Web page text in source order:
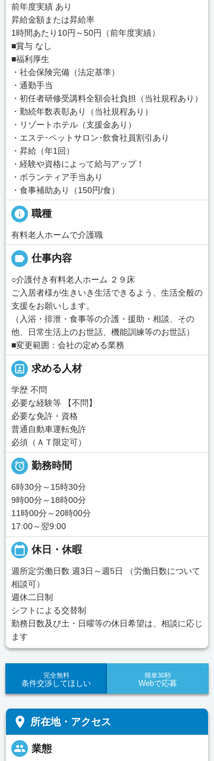
前年度実績 あり
昇給金額または昇給率
1時間あたり10円～50円（前年度実績）
■賞与 なし
■福利厚生
・社会保険完備（法定基準）
・通勤手当
・初任者研修受講料全額会社負担（当社規程あり）
・勤続年数表彰あり（当社規程あり）
・リゾートホテル（支援金あり）
・エステ･ペットサロン･飲食社員割引あり
・昇給（年1回）
・経験や資格によって給与アップ！
・ボランティア手当あり
・食事補助あり（150円/食）
info 職種
有料老人ホームで介護職
label 仕事内容
○介護付き有料老人ホーム ２９床
ご入居者様が生きいき生活できるよう、生活全般の
支援をお願いします。
（入浴・排泄・食事等の介護・援助・相談、その
他、日常生活上のお世話、機能訓練等のお世話）
■変更範囲：会社の定める業務
portrait 求める人材
学歴 不問
必要な経験等 【不問】
必要な免許・資格
普通自動車運転免許
必須（ＡＴ限定可）
 勤務時間
6時30分～15時30分
9時00分～18時00分
11時00分～20時00分
17:00～翌9:00
calendar_today 休日・休暇
週所定労働日数 週3日～週5日 （労働日数について
相談可）
週休二日制
シフトによる交替制
勤務日数及び土・日曜等の休日希望は、相談に応じ
ます
完全無料
条件交渉してほしい
簡単30秒
Webで応募
place 所在地・アクセス
people 業態